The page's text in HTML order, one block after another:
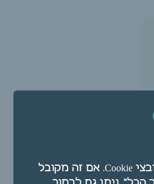
אנו משתמשים בקובצי Cookie. אם זה מקובל